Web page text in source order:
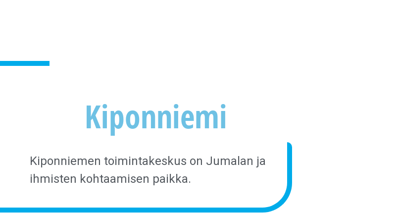
Kiponniemi
Kiponniemen toimintakeskus on Jumalan ja
ihmisten kohtaamisen paikka.